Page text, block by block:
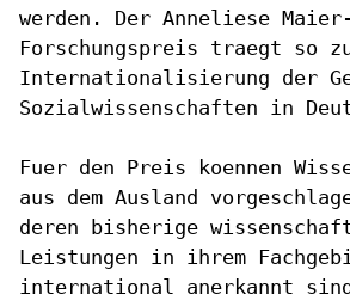
werden. Der Anneliese Maier-
Forschungspreis traegt so
Internationalisierung der
Sozialwissenschaften in
Fuer den Preis koennen
aus dem Ausland
deren bisherige
Leistungen in ihrem
international anerkannt